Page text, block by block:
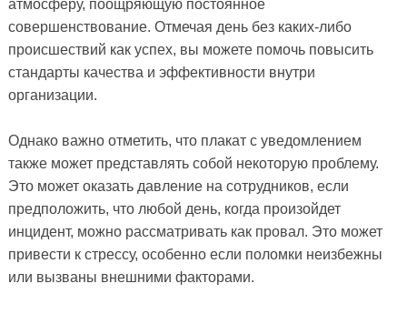
атмосферу, поощряющую постоянное
совершенствование. Отмечая день без каких-либо
происшествий как успех, вы можете помочь повысить
стандарты качества и эффективности внутри
организации.
Однако важно отметить, что плакат с уведомлением
также может представлять собой некоторую проблему.
Это может оказать давление на сотрудников, если
предположить, что любой день, когда произойдет
инцидент, можно рассматривать как провал. Это может
привести к стрессу, особенно если поломки неизбежны
или вызваны внешними факторами.